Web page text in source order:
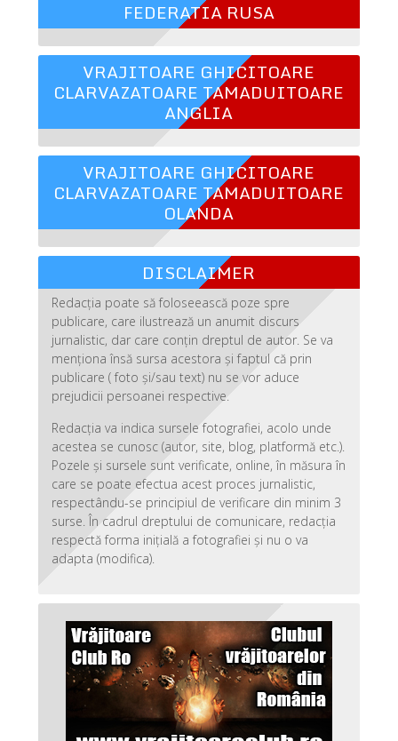
FEDERATIA RUSA
VRAJITOARE GHICITOARE
CLARVAZATOARE TAMADUITOARE
ANGLIA
VRAJITOARE GHICITOARE
CLARVAZATOARE TAMADUITOARE
OLANDA
DISCLAIMER
Redacția poate să foloseească poze spre
publicare, care ilustrează un anumit discurs
jurnalistic, dar care conțin dreptul de autor. Se va
menționa însă sursa acestora și faptul că prin
publicare ( foto și/sau text) nu se vor aduce
prejudicii persoanei respective.
Redacția va indica sursele fotografiei, acolo unde
acestea se cunosc (autor, site, blog, platformă etc.).
Pozele și sursele sunt verificate, online, în măsura în
care se poate efectua acest proces jurnalistic,
respectându-se principiul de verificare din minim 3
surse. În cadrul dreptului de comunicare, redacția
respectă forma inițială a fotografiei și nu o va
adapta (modifica).